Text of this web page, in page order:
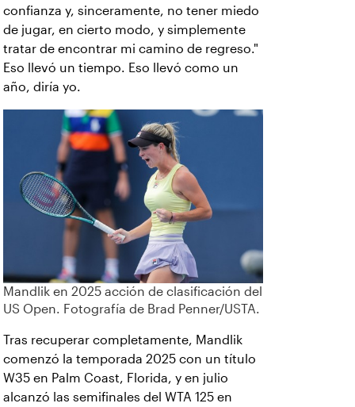
confianza y, sinceramente, no tener miedo
de jugar, en cierto modo, y simplemente
tratar de encontrar mi camino de regreso."
Eso llevó un tiempo. Eso llevó como un
año, diría yo.
Mandlik en 2025 acción de clasificación del
US Open. Fotografía de Brad Penner/USTA.
Tras recuperar completamente, Mandlik
comenzó la temporada 2025 con un título
W35 en Palm Coast, Florida, y en julio
alcanzó las semifinales del WTA 125 en